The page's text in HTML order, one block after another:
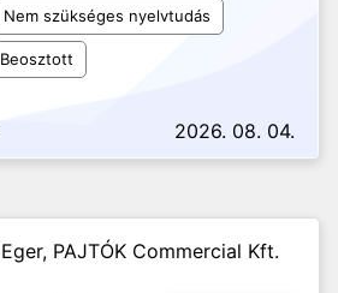
Nem szükséges nyelvtudás
Beosztott
2026. 08. 04.
Eger, PAJTÓK Commercial Kft.